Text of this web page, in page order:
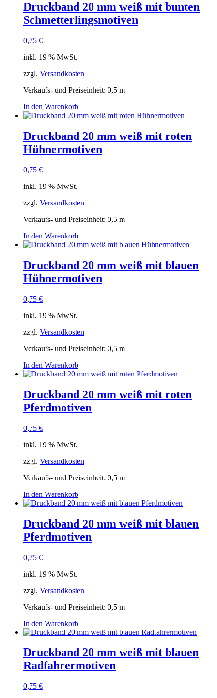
Druckband 20 mm weiß mit bunten
Schmetterlingsmotiven
0,75 €
inkl. 19 % MwSt.
zzgl. Versandkosten
Verkaufs- und Preiseinheit: 0,5 m
In den Warenkorb
Druckband 20 mm weiß mit roten
Hühnermotiven
0,75 €
inkl. 19 % MwSt.
zzgl. Versandkosten
Verkaufs- und Preiseinheit: 0,5 m
In den Warenkorb
Druckband 20 mm weiß mit blauen
Hühnermotiven
0,75 €
inkl. 19 % MwSt.
zzgl. Versandkosten
Verkaufs- und Preiseinheit: 0,5 m
In den Warenkorb
Druckband 20 mm weiß mit roten
Pferdmotiven
0,75 €
inkl. 19 % MwSt.
zzgl. Versandkosten
Verkaufs- und Preiseinheit: 0,5 m
In den Warenkorb
Druckband 20 mm weiß mit blauen
Pferdmotiven
0,75 €
inkl. 19 % MwSt.
zzgl. Versandkosten
Verkaufs- und Preiseinheit: 0,5 m
In den Warenkorb
Druckband 20 mm weiß mit blauen
Radfahrermotiven
0,75 €